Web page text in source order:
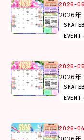
2026-
2026年
EVENT
2026-
2026年
EVENT
2026-